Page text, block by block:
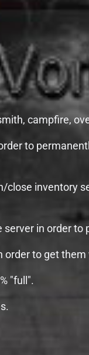
campfire,
to
close inventory
in order to
order to get them
"full".